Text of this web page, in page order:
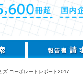
ズ コーポレートレポート2017